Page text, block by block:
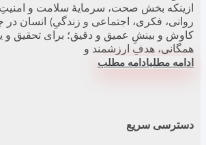
ازینکه بخش صحت، سرمایۀ سلامت و
روانی، فکری، اجتماعی و زندگیِ) انسان
کاوش و بینشِ عمیق و دقیق؛ برای تحقیق و
همگانی، هدفِ ارزشمند و
ادامه مطلبادامه مطلب
دسترسی سریع